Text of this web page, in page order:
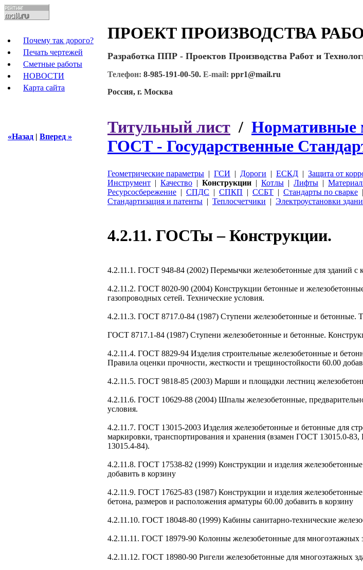
Почему так дорого?
Печать чертежей
Сметные работы
НОВОСТИ
Карта сайта
ПРОЕКТ ПРОИЗВОДСТВА
Разработка ППР - Проектов Производства Работ и
Телефон: 8-985-191-00-50. E-mail: ppr1@mail.ru
Россия, г. Москва
«Назад | Вперед »
Титульный лист / Нормативные
ГОСТ - Государственные
Геометрические параметры | ГСИ | Дороги | ЕСКД | Защита от
Инструмент | Качество | Конструкции | Котлы | Лифты |
Ресурсосбережение | СПДС | СПКП | ССБТ | Стандарты по сварке |
Стандартизация и патенты | Теплосчетчики | Электроустановки
4.2.11. ГОСТы – Конструкции.
4.2.11.1. ГОСТ 948-84 (2002) Перемычки железобетонные для зданий с
4.2.11.2. ГОСТ 8020-90 (2004) Конструкции бетонные и
газопроводных сетей. Технические условия.
4.2.11.3. ГОСТ 8717.0-84 (1987) Ступени железобетонные и бетонные.
ГОСТ 8717.1-84 (1987) Ступени железобетонные и бетонные.
4.2.11.4. ГОСТ 8829-94 Изделия строительные железобетонные и
Правила оценки прочности, жесткости и трещиностойкости 60.00
4.2.11.5. ГОСТ 9818-85 (2003) Марши и площадки лестниц
4.2.11.6. ГОСТ 10629-88 (2004) Шпалы железобетонные,
условия.
4.2.11.7. ГОСТ 13015-2003 Изделия железобетонные и бетонные для
маркировки, транспортирования и хранения (взамен ГОСТ
13015.4-84).
4.2.11.8. ГОСТ 17538-82 (1999) Конструкции и изделия
добавить в корзину
4.2.11.9. ГОСТ 17625-83 (1987) Конструкции и изделия
бетона, размеров и расположения арматуры 60.00 добавить в корзину
4.2.11.10. ГОСТ 18048-80 (1999) Кабины санитарно-технические
4.2.11.11. ГОСТ 18979-90 Колонны железобетонные для многоэтажных
4.2.11.12. ГОСТ 18980-90 Ригели железобетонные для многоэтажных